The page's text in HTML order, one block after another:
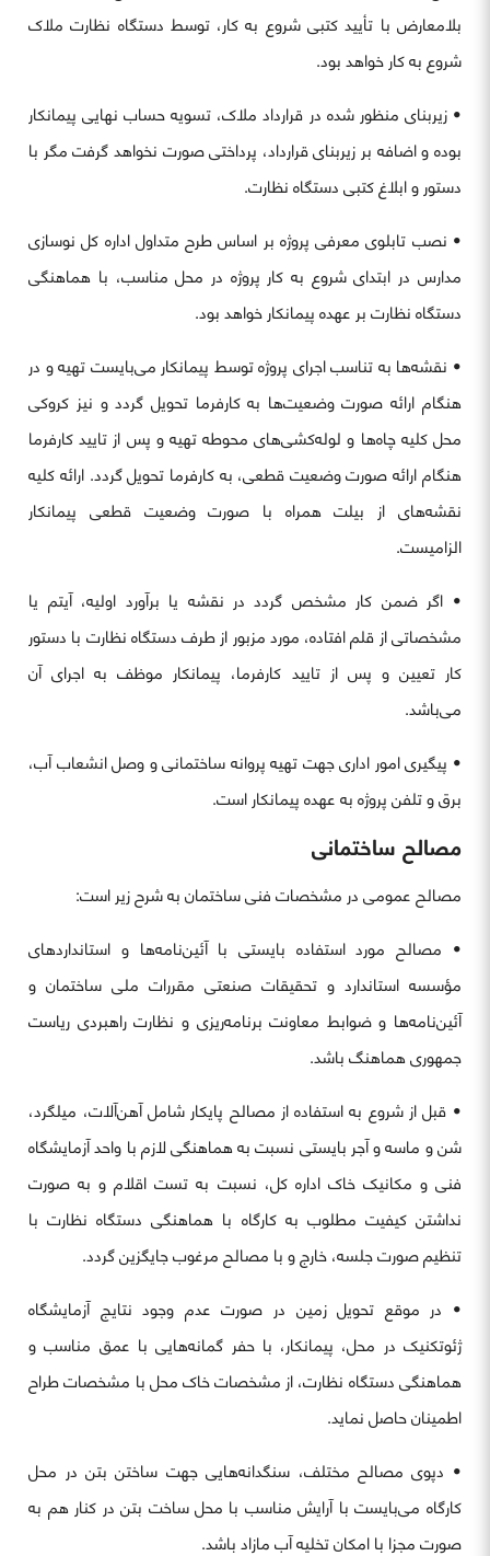
بلامعارض با تأیید کتبی شروع به کار، توسط دستگاه نظارت ملاک
شروع به کار خواهد بود.
• زیربنای منظور شده در قرارداد ملاک، تسویه حساب نهایی پیمانکار
بوده و اضافه بر زیربنای قرارداد، پرداختی صورت نخواهد گرفت مگر با
دستور و ابلاغ کتبی دستگاه نظارت.
• نصب تابلوی معرفی پروژه بر اساس طرح متداول اداره کل نوسازی
مدارس در ابتدای شروع به کار پروژه در محل مناسب، با هماهنگی
دستگاه نظارت بر عهده پیمانکار خواهد بود.
• نقشه‌ها به تناسب اجرای پروژه توسط پیمانکار می‌بایست تهیه و در
هنگام ارائه صورت وضعیت‌ها به کارفرما تحویل گردد و نیز کروکی
محل کلیه چاه‌ها و لوله‌کشی‌های محوطه تهیه و پس از تایید کارفرما
هنگام ارائه صورت وضعیت قطعی، به کارفرما تحویل گردد. ارائه کلیه
نقشه‌های از بیلت همراه با صورت وضعیت قطعی پیمانکار
الزامیست.
• اگر ضمن کار مشخص گردد در نقشه یا برآورد اولیه، آیتم یا
مشخصاتی از قلم افتاده، مورد مزبور از طرف دستگاه نظارت با دستور
کار تعیین و پس از تایید کارفرما، پیمانکار موظف به اجرای آن
می‌باشد.
• پیگیری امور اداری جهت تهیه پروانه ساختمانی و وصل انشعاب آب،
برق و تلفن پروژه به عهده پیمانکار است.
مصالح ساختمانی
مصالح عمومی در مشخصات فنی ساختمان به شرح زیر است:
• مصالح مورد استفاده بایستی با آئین‌نامه‌ها و استانداردهای
مؤسسه استاندارد و تحقیقات صنعتی مقررات ملی ساختمان و
آئین‌نامه‌ها و ضوابط معاونت برنامه‌ریزی و نظارت راهبردی ریاست
جمهوری هماهنگ باشد.
• قبل از شروع به استفاده از مصالح پایکار شامل آهن‌آلات، میلگرد،
شن و ماسه و آجر بایستی نسبت به هماهنگی لازم با واحد آزمایشگاه
فنی و مکانیک خاک اداره کل، نسبت به تست اقلام و به صورت
نداشتن کیفیت مطلوب به کارگاه با هماهنگی دستگاه نظارت با
تنظیم صورت جلسه، خارج و با مصالح مرغوب جایگزین گردد.
• در موقع تحویل زمین در صورت عدم وجود نتایج آزمایشگاه
ژئوتکنیک در محل، پیمانکار، با حفر گمانه‌هایی با عمق مناسب و
هماهنگی دستگاه نظارت، از مشخصات خاک محل با مشخصات طراح
اطمینان حاصل نماید.
• دپوی مصالح مختلف، سنگدانه‌هایی جهت ساختن بتن در محل
کارگاه می‌‎بایست با آرایش مناسب با محل ساخت بتن در کنار هم به
صورت مجزا با امکان تخلیه آب مازاد باشد.